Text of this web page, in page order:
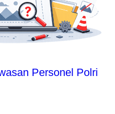
Personel Polri